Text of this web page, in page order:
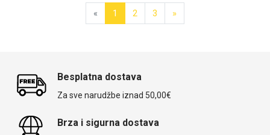
« 1 2 3 »
Besplatna dostava
Za sve narudžbe iznad 50,00€
Brza i sigurna dostava